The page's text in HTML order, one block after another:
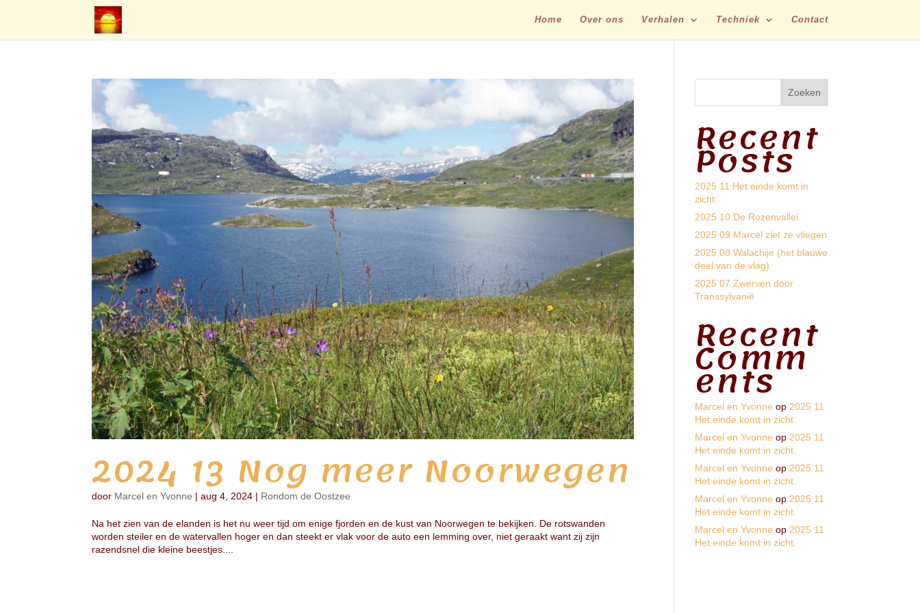
Home Over ons Verhalen Techniek Contact
2024 13 Nog meer Noorwegen
door Marcel en Yvonne |aug 4, 2024 | Rondom de Oostzee
Na het zien van de elanden is het nu weer tijd om enige fjorden en de kust van Noorwegen te bekijken. De rotswanden
worden steiler en de watervallen hoger en dan steekt er vlak voor de auto een lemming over, niet geraakt want zij zijn
razendsnel die kleine beestjes....
Zoeken
Recent
Posts
2025 11 Het einde komt in
zicht.
2025 10 De Rozenvallei
2025 09 Marcel ziet ze vliegen
2025 08 Walachije (het blauwe
deel van de vlag)
2025 07 Zwerven door
Transsylvanië
Recent
Comm
ents
Marcel en Yvonne op 2025 11
Het einde komt in zicht.
Marcel en Yvonne op 2025 11
Het einde komt in zicht.
Marcel en Yvonne op 2025 11
Het einde komt in zicht.
Marcel en Yvonne op 2025 11
Het einde komt in zicht.
Marcel en Yvonne op 2025 11
Het einde komt in zicht.